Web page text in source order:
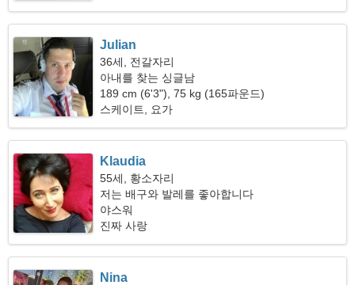
Julian
36세, 전갈자리
아내를 찾는 싱글남
189 cm (6'3"), 75 kg (165파운드)
스케이트, 요가
Klaudia
55세, 황소자리
저는 배구와 발레를 좋아합니다
야스워
진짜 사랑
Nina